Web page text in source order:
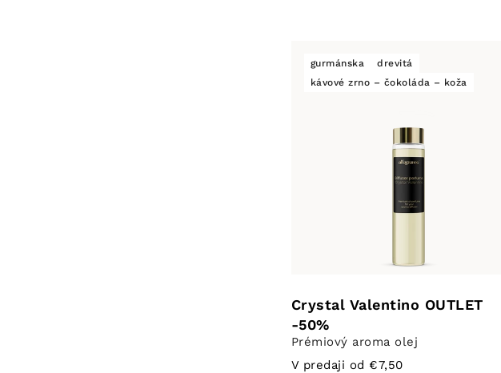
gurmánska
drevitá
kávové zrno – čokoláda – koža
Crystal Valentino OUTLET
-50%
Prémiový aroma olej
V predaji od €7,50